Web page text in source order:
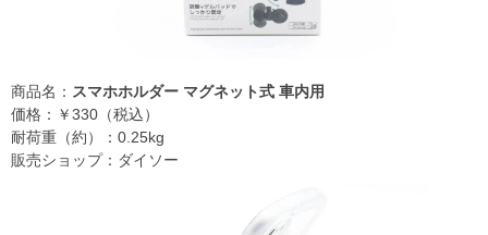
商品名： スマホホルダー マグネット式 車内用
価格：￥330（税込）
耐荷重（約）：0.25kg
販売ショップ：ダイソー